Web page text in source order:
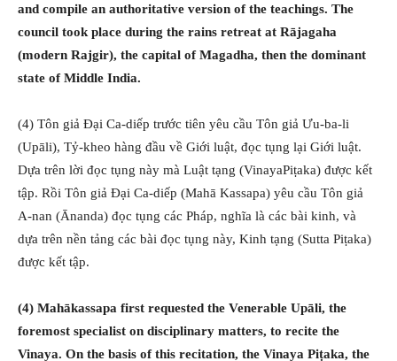
and compile an authoritative version of the teachings. The
council took place during the rains retreat at Rājagaha
(modern Rajgir), the capital of Magadha, then the dominant
state of Middle India.
(4) Tôn giả Đại Ca-diếp trước tiên yêu cầu Tôn giả Ưu-ba-li
(Upāli), Tỷ-kheo hàng đầu về Giới luật, đọc tụng lại Giới luật.
Dựa trên lời đọc tụng này mà Luật tạng (VinayaPiṭaka) được kết
tập. Rồi Tôn giả Đại Ca-diếp (Mahā Kassapa) yêu cầu Tôn giả
A-nan (Ānanda) đọc tụng các Pháp, nghĩa là các bài kinh, và
dựa trên nền tảng các bài đọc tụng này, Kinh tạng (Sutta Piṭaka)
được kết tập.
(4) Mahākassapa first requested the Venerable Upāli, the
foremost specialist on disciplinary matters, to recite the
Vinaya. On the basis of this recitation, the Vinaya Piṭaka, the